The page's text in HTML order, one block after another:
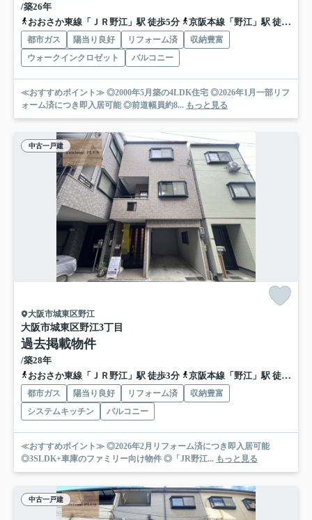
/築26年
おおさか東線「ＪＲ野江」駅 徒歩5分
京阪本線「野江」駅 徒歩7分
都市ガス 陽当り良好 リフォーム済
収納豊富
ウォークインクロゼット
バルコニー
≪おすすめポイント≫ ◎2000年5月築の4LDK住宅 ◎2026年1月一部リフ
ォーム済につき即入居可能 ◎前道幅員約8... もっと見る
中古一戸建
大阪市城東区野江
大阪市城東区野江3丁目
過去掲載物件
/築28年
おおさか東線「ＪＲ野江」駅 徒歩3分
京阪本線「野江」駅 徒歩5分
都市ガス 陽当り良好 リフォーム済
収納豊富
システムキッチン
バルコニー
≪おすすめポイント≫ ◎2026年2月リフォーム済につき即入居可能
◎3SLDK+車庫のファミリー向け物件 ◎「JR野江... もっと見る
中古一戸建